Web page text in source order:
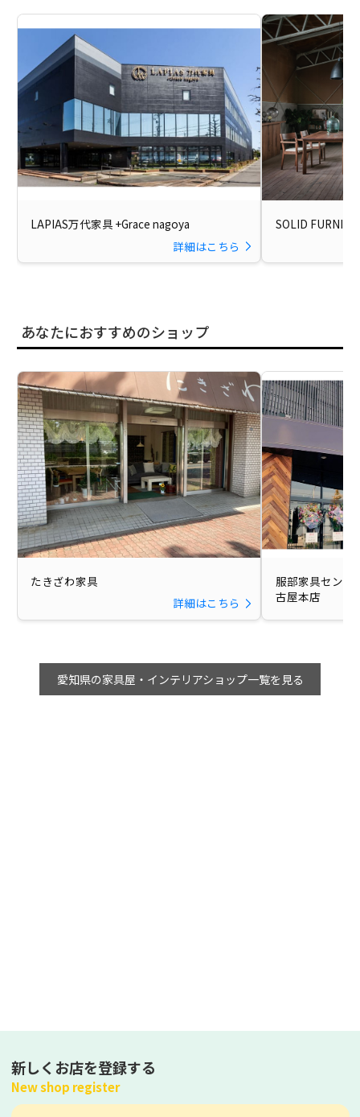
LAPIAS万代家具 +Grace nagoya
詳細はこちら
SOLID
あなたにおすすめのショップ
たきざわ家具
詳細はこちら
服部家具センタ
古屋本店
愛知県の家具屋・インテリアショップ一覧を見る
新しくお店を登録する
New shop register